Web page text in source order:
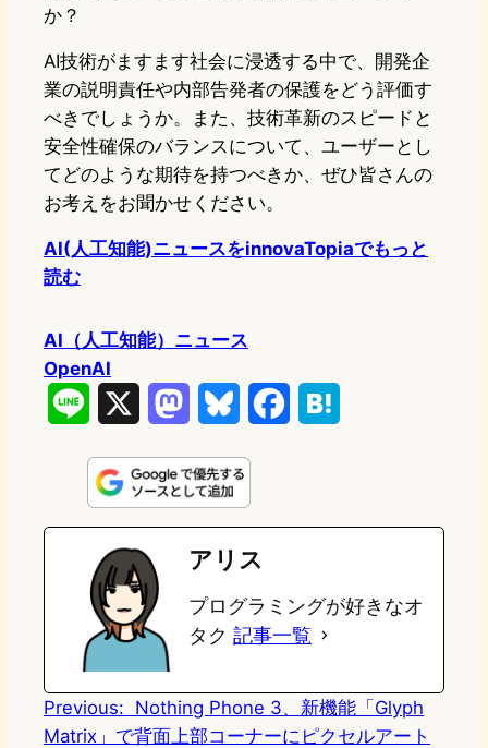
か？
AI技術がますます社会に浸透する中で、開発企
業の説明責任や内部告発者の保護をどう評価す
べきでしょうか。また、技術革新のスピードと
安全性確保のバランスについて、ユーザーとし
てどのような期待を持つべきか、ぜひ皆さんの
お考えをお聞かせください。
AI(人工知能)ニュースをinnovaTopiaでもっと
読む
AI（人工知能）ニュース
OpenAI
n
e
s
t
o
d
o
n
u
e
s
k
y
e
o
k
e
a
アリス
プログラミングが好きなオ
タク 記事一覧
Previous: Nothing Phone 3、新機能「Glyph
Matrix」で背面上部コーナーにピクセルアート